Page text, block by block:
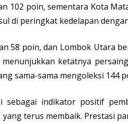
102 poin, sementara Kota
di peringkat kedelapan
58 poin, dan Lombok Utara
ketatnya
sama-sama mengoleksi 144
sebagai indikator positif
yang terus membaik. Prestasi